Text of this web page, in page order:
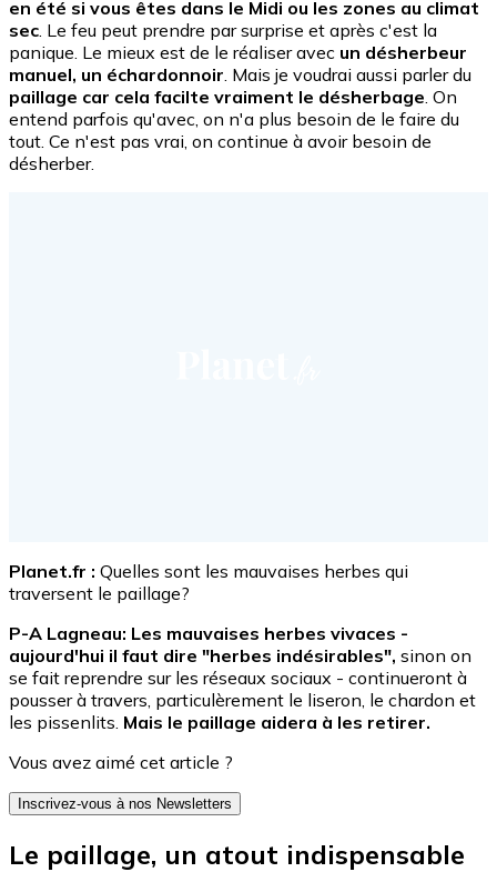
en été si vous êtes dans le Midi ou les zones au climat
sec . Le feu peut prendre par surprise et après c'est la
panique. Le mieux est de le réaliser avec un désherbeur
manuel, un échardonnoir . Mais je voudrai aussi parler du
paillage car cela facilte vraiment le désherbage . On
entend parfois qu'avec, on n'a plus besoin de le faire du
tout. Ce n'est pas vrai, on continue à avoir besoin de
désherber.
Planet.fr : Quelles sont les mauvaises herbes qui
traversent le paillage?
P-A Lagneau: Les mauvaises herbes vivaces -
aujourd'hui il faut dire "herbes indésirables", sinon on
se fait reprendre sur les réseaux sociaux - continueront à
pousser à travers, particulèrement le liseron, le chardon et
les pissenlits. Mais le paillage aidera à les retirer.
Vous avez aimé cet article ?
Inscrivez-vous à nos Newsletters
Le paillage, un atout indispensable